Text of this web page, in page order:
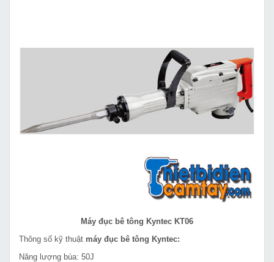
Máy đục bê tông Kyntec KT06
Thông số kỹ thuật máy đục bê tông Kyntec:
Năng lượng búa: 50J